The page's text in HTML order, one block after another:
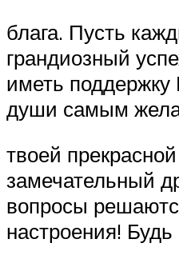
​блага. Пусть
грандиозный
иметь поддержку
души ​самым
​твоей
замечательный
вопросы
настроения! Будь